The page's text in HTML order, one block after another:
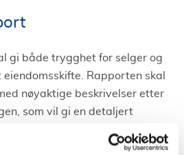
gi både trygghet for selger og
Rapporten skal
nøyaktige beskrivelser etter
som vil gi en detaljert
konflikter og misforståelser